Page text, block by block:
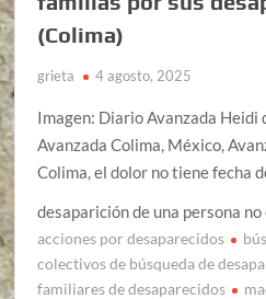
(Colima)
grieta 4 agosto, 2025
Imagen: Diario Avanzada
Avanzada Colima, México,
Colima, el dolor no tiene fecha
desaparición de una persona no
acciones por desaparecidos
colectivos de búsqueda de
familiares de desaparecidos